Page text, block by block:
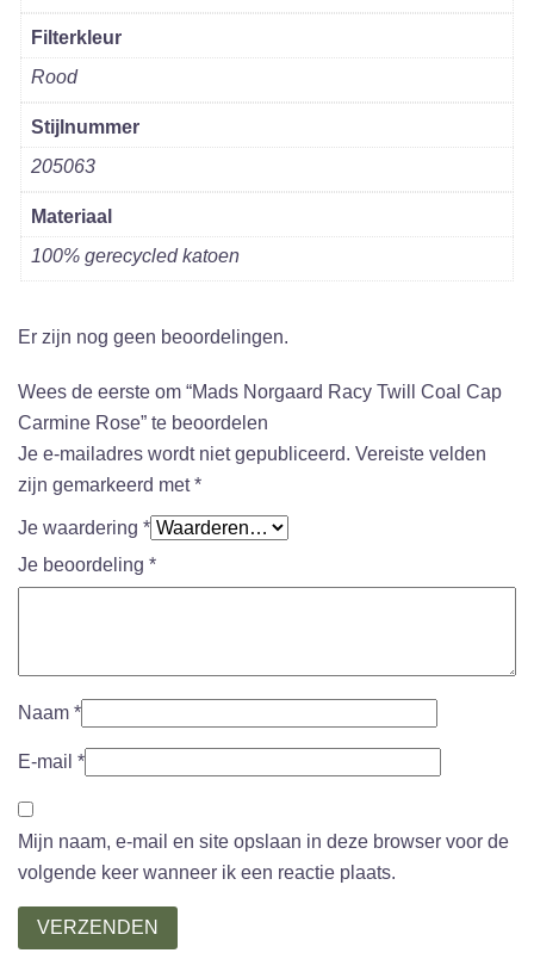
Filterkleur
Rood
Stijlnummer
205063
Materiaal
100% gerecycled katoen
Er zijn nog geen beoordelingen.
Wees de eerste om “Mads Norgaard Racy Twill Coal Cap
Carmine Rose” te beoordelen
Je e-mailadres wordt niet gepubliceerd. Vereiste velden
zijn gemarkeerd met*
Je waardering *
Je beoordeling *
Naam *
E-mail *
Mijn naam, e-mail en site opslaan in deze browser voor de
volgende keer wanneer ik een reactie plaats.